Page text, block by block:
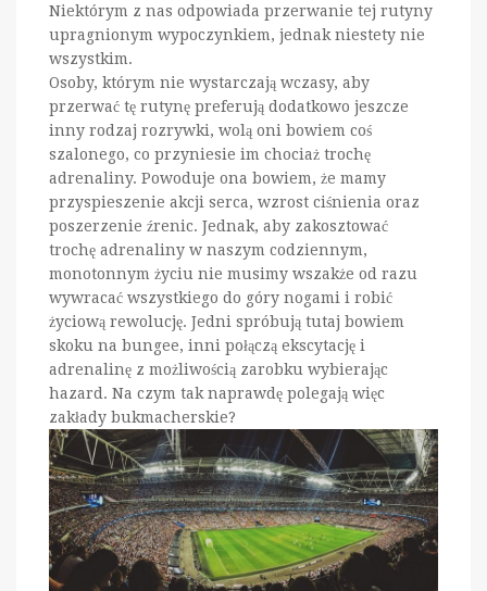
Niektórym z nas odpowiada przerwanie tej rutyny
upragnionym wypoczynkiem, jednak niestety nie
wszystkim.
Osoby, którym nie wystarczają wczasy, aby
przerwać tę rutynę preferują dodatkowo jeszcze
inny rodzaj rozrywki, wolą oni bowiem coś
szalonego, co przyniesie im chociaż trochę
adrenaliny. Powoduje ona bowiem, że mamy
przyspieszenie akcji serca, wzrost ciśnienia oraz
poszerzenie źrenic. Jednak, aby zakosztować
trochę adrenaliny w naszym codziennym,
monotonnym życiu nie musimy wszakże od razu
wywracać wszystkiego do góry nogami i robić
życiową rewolucję. Jedni spróbują tutaj bowiem
skoku na bungee, inni połączą ekscytację i
adrenalinę z możliwością zarobku wybierając
hazard. Na czym tak naprawdę polegają więc
zakłady bukmacherskie?